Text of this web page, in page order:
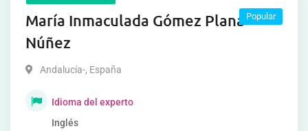
María Inmaculada Gómez Plana
Núñez
Popular
Andalucía-, España
Idioma del experto
Inglés